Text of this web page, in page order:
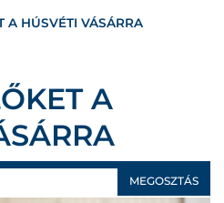
A HÚSVÉTI VÁSÁRRA
A
MEGOSZTÁS